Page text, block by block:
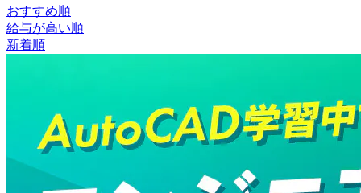
おすすめ順
給与が高い順
新着順